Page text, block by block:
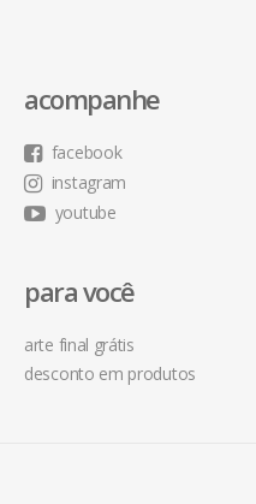
acompanhe
facebook
instagram
youtube
para você
arte final grátis
desconto em produtos